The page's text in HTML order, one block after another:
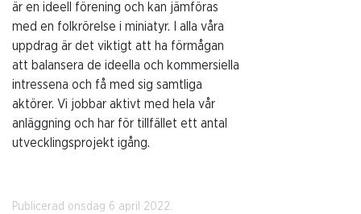
är en ideell förening och kan jämföras
med en folkrörelse i miniatyr. I alla våra
uppdrag är det viktigt att ha förmågan
att balansera de ideella och kommersiella
intressena och få med sig samtliga
aktörer. Vi jobbar aktivt med hela vår
anläggning och har för tillfället ett antal
utvecklingsprojekt igång.
Publicerad onsdag 6 april 2022.